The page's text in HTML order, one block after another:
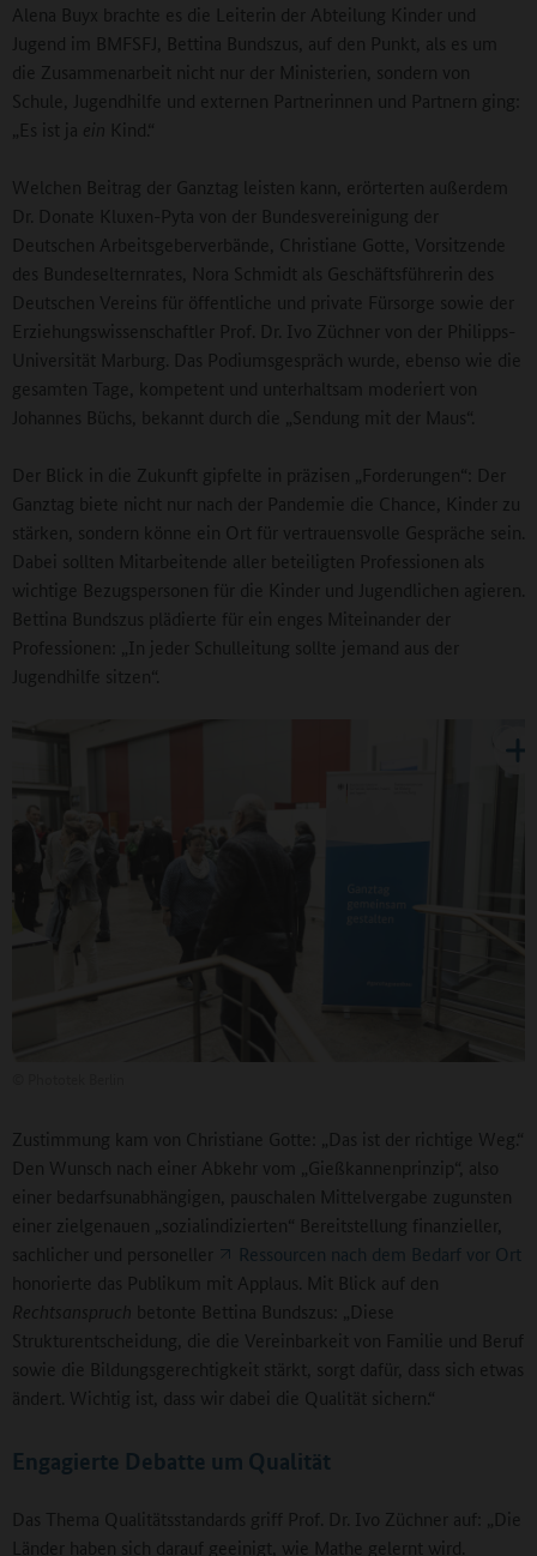
Alena Buyx brachte es die Leiterin der Abteilung Kinder und
Jugend im BMFSFJ, Bettina Bundszus, auf den Punkt, als es um
die Zusammenarbeit nicht nur der Ministerien, sondern von
Schule, Jugendhilfe und externen Partnerinnen und Partnern ging:
„Es ist ja ein Kind.“
Welchen Beitrag der Ganztag leisten kann, erörterten außerdem
Dr. Donate Kluxen-Pyta von der Bundesvereinigung der
Deutschen Arbeitsgeberverbände, Christiane Gotte, Vorsitzende
des Bundeselternrates, Nora Schmidt als Geschäftsführerin des
Deutschen Vereins für öffentliche und private Fürsorge sowie der
Erziehungswissenschaftler Prof. Dr. Ivo Züchner von der Philipps-
Universität Marburg. Das Podiumsgespräch wurde, ebenso wie die
gesamten Tage, kompetent und unterhaltsam moderiert von
Johannes Büchs, bekannt durch die „Sendung mit der Maus“.
Der Blick in die Zukunft gipfelte in präzisen „Forderungen“: Der
Ganztag biete nicht nur nach der Pandemie die Chance, Kinder zu
stärken, sondern könne ein Ort für vertrauensvolle Gespräche sein.
Dabei sollten Mitarbeitende aller beteiligten Professionen als
wichtige Bezugspersonen für die Kinder und Jugendlichen agieren.
Bettina Bundszus plädierte für ein enges Miteinander der
Professionen: „In jeder Schulleitung sollte jemand aus der
Jugendhilfe sitzen“.
Zustimmung kam von Christiane Gotte: „Das ist der richtige Weg.“
Den Wunsch nach einer Abkehr vom „Gießkannenprinzip“, also
einer bedarfsunabhängigen, pauschalen Mittelvergabe zugunsten
einer zielgenauen „sozialindizierten“ Bereitstellung finanzieller,
sachlicher und personeller
Ressourcen nach dem Bedarf vor Ort
honorierte das Publikum mit Applaus. Mit Blick auf den
Rechtsanspruch
betonte Bettina Bundszus: „Diese
Strukturentscheidung, die die Vereinbarkeit von Familie und Beruf
sowie die Bildungsgerechtigkeit stärkt, sorgt dafür, dass sich etwas
ändert. Wichtig ist, dass wir dabei die Qualität sichern.“
Engagierte Debatte um Qualität
Das Thema Qualitätsstandards griff Prof. Dr. Ivo Züchner auf: „Die
Länder haben sich darauf geeinigt, wie Mathe gelernt wird.